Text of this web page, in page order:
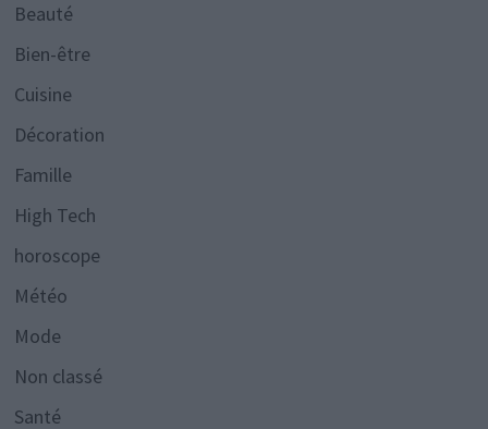
Beauté
Bien-être
Cuisine
Décoration
Famille
High Tech
horoscope
Météo
Mode
Non classé
Santé